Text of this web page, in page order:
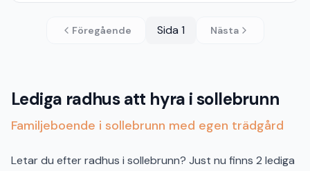
Föregående Sida 1 Nästa
Lediga radhus att hyra i sollebrunn
Familjeboende i sollebrunn med egen trädgård
Letar du efter radhus i sollebrunn? Just nu finns 2 lediga